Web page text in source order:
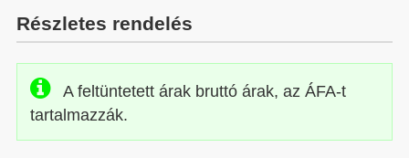
Részletes rendelés
A feltüntetett árak bruttó árak, az ÁFA-t
tartalmazzák.